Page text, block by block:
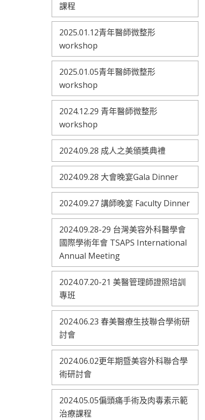
課程
2025.01.12青年醫師微整形
workshop
2025.01.05青年醫師微整形
workshop
2024.12.29 青年醫師微整形
workshop
2024.09.28 成人之美頒獎典禮
2024.09.28 大會晚宴Gala Dinner
2024.09.27 講師晚宴 Faculty Dinner
2024.09.28-29 台灣美容外科醫學會
國際學術年會 TSAPS International
Annual Meeting
2024.07.20-21 美醫管理師證照培訓
專班
2024.06.23 春美醫療生技聯合學術研
討會
2024.06.02更年期暨美容外科聯合學
術研討會
2024.05.05偏頭痛手術及肉毒素示範
治療課程